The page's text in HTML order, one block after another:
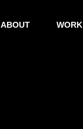
ABOUT WORK